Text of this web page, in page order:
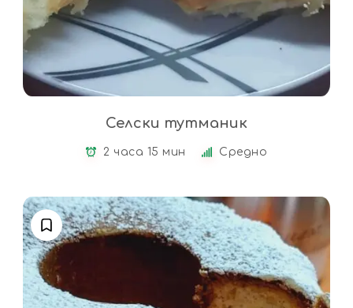
Селски тутманик
2 часа 15 мин Средно